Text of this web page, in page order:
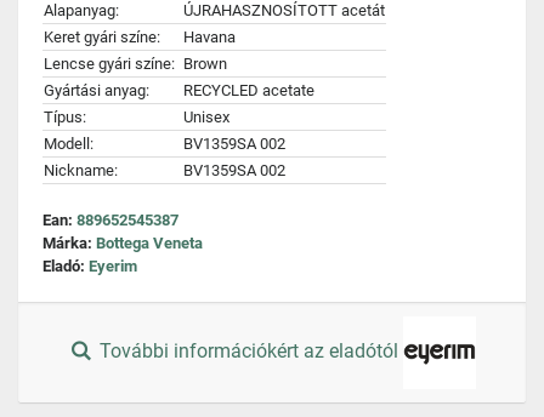
Alapanyag:
ÚJRAHASZNOSÍTOTT acetát
Keret gyári színe:
Havana
Lencse gyári színe: Brown
Gyártási anyag:
RECYCLED acetate
Típus:
Unisex
Modell:
BV1359SA 002
Nickname:
BV1359SA 002
Ean: 889652545387
Márka: Bottega Veneta
Eladó: Eyerim
További információkért az eladótól